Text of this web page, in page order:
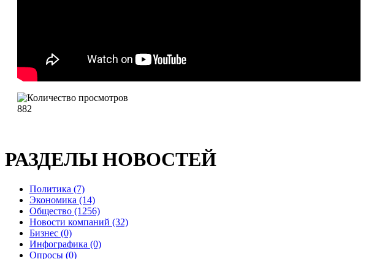
882
РАЗДЕЛЫ НОВОСТЕЙ
Политика (7)
Экономика (14)
Общество (1256)
Новости компаний (32)
Бизнес (0)
Инфографика (0)
Опросы (0)